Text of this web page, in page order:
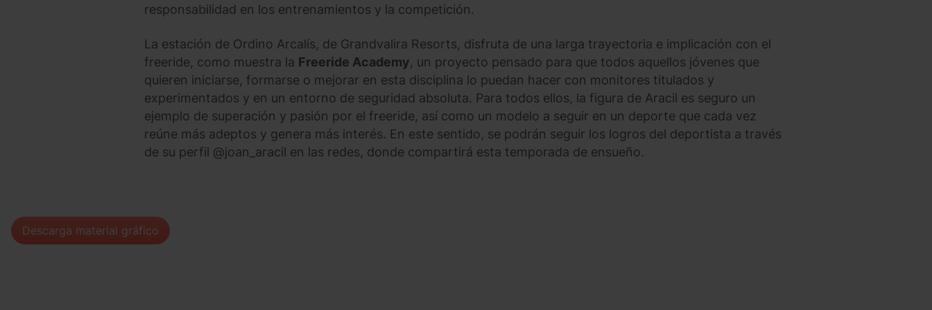
responsabilidad en los entrenamientos y la competición.
La estación de Ordino Arcalís, de Grandvalira Resorts, disfruta de una larga trayectoria e implicación con el
freeride, como muestra la Freeride Academy, un proyecto pensado para que todos aquellos jóvenes que
quieren iniciarse, formarse o mejorar en esta disciplina lo puedan hacer con monitores titulados y
experimentados y en un entorno de seguridad absoluta. Para todos ellos, la figura de Aracil es seguro un
ejemplo de superación y pasión por el freeride, así como un modelo a seguir en un deporte que cada vez
reúne más adeptos y genera más interés. En este sentido, se podrán seguir los logros del deportista a través
de su perfil @joan_aracil en las redes, donde compartirá esta temporada de ensueño.
Descarga material gráfico